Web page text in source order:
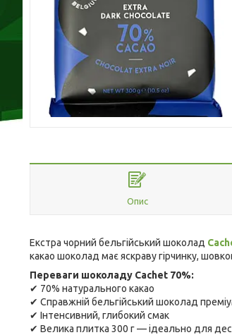
Опис
Екстра чорний бельгійський шоколад
какао шоколад має яскраву гірчинку,
Переваги шоколаду Cachet 70%:
✔ 70% натурального какао
✔ Справжній бельгійський шоколад
✔ Інтенсивний, глибокий смак
✔ Велика плитка 300 г — ідеально для